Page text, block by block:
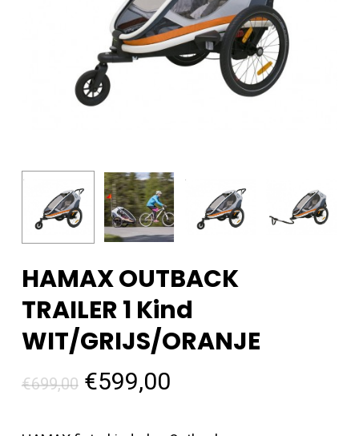
HAMAX OUTBACK
TRAILER 1 Kind
WIT/GRIJS/ORANJE
€699,00 Oorspronkelijke
was:
€599,00Huidige
is: